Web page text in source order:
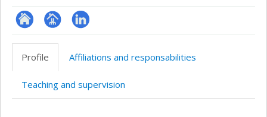
ResearchGate
Page
professionnelle
(faculté,département,école)
LinkedIn
Profile
Affiliations and responsabilities
Teaching and supervision